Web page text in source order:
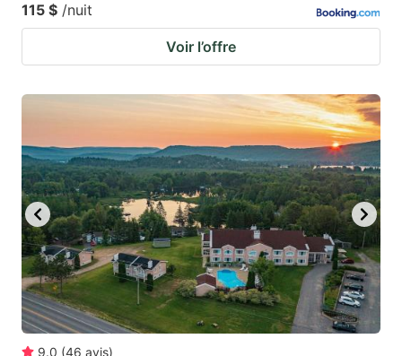
115 $ /nuit
Voir l’offre
9.0 (46 avis)